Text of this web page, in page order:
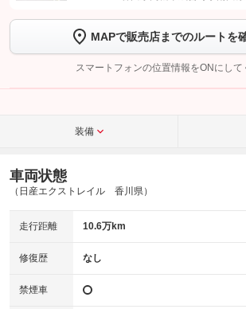
トーク画面で
ボタンをタップして問い合
完了してください。
こちら
MAPで販売店までのルートを
スマートフォンの位置情報をONにして
装備
車両状態
（日産エクストレイル 香川県）
走行距離 10.6万km
修復歴 なし
禁煙車